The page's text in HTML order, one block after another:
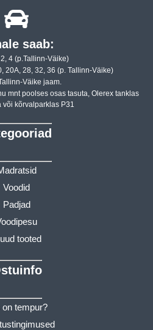
saab:
4 (p.Tallinn-Väike)
20A, 28, 32, 36 (p. Tallinn-Väike)
Väike jaam.
mnt poolses osas tasuta, Olerex tanklas
või kõrvalparklas P31
Voodid
Padjad
tooted
on tempur?